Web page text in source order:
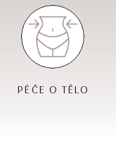
PÉČE O TĚLO